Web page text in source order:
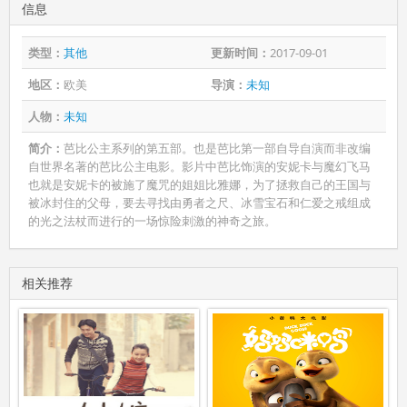
信息
类型： 其他 更新时间： 2017-09-01
地区： 欧美 导演： 未知
人物： 未知
简介： 芭比公主系列的第五部。也是芭比第一部自导自演而非改编
自世界名著的芭比公主电影。影片中芭比饰演的安妮卡与魔幻飞马
也就是安妮卡的被施了魔咒的姐姐比雅娜，为了拯救自己的王国与
被冰封住的父母，要去寻找由勇者之尺、冰雪宝石和仁爱之戒组成
的光之法杖而进行的一场惊险刺激的神奇之旅。
相关推荐